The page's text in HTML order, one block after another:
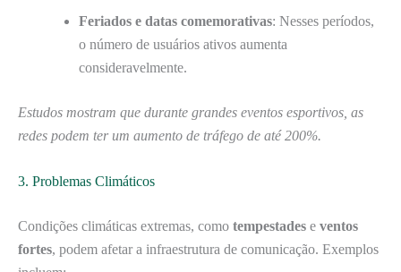
Feriados e datas comemorativas: Nesses períodos,
o número de usuários ativos aumenta
consideravelmente.
Estudos mostram que durante grandes eventos esportivos, as
redes podem ter um aumento de tráfego de até 200%.
3. Problemas Climáticos
Condições climáticas extremas, como tempestades e ventos
fortes, podem afetar a infraestrutura de comunicação. Exemplos